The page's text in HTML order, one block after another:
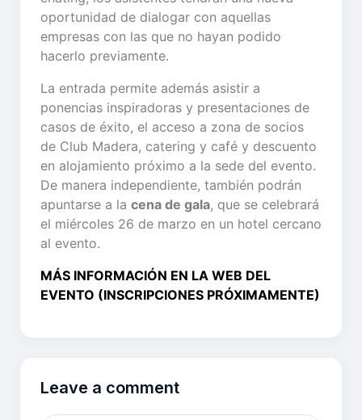
oportunidad de dialogar con aquellas
empresas con las que no hayan podido
hacerlo previamente.
La entrada permite además asistir a
ponencias inspiradoras y presentaciones de
casos de éxito, el acceso a zona de socios
de Club Madera, catering y café y descuento
en alojamiento próximo a la sede del evento.
De manera independiente, también podrán
apuntarse a la cena de gala, que se celebrará
el miércoles 26 de marzo en un hotel cercano
al evento.
MÁS INFORMACIÓN EN LA WEB DEL
EVENTO (INSCRIPCIONES PRÓXIMAMENTE)
Leave a comment